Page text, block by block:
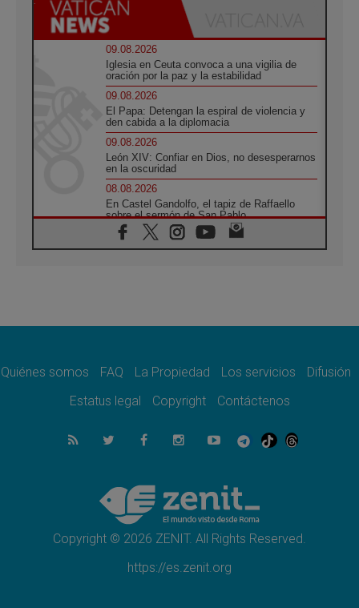
09.08.2026
Iglesia en Ceuta convoca a una vigilia de
oración por la paz y la estabilidad
09.08.2026
El Papa: Detengan la espiral de violencia y
den cabida a la diplomacia
09.08.2026
León XIV: Confiar en Dios, no desesperarnos
en la oscuridad
08.08.2026
En Castel Gandolfo, el tapiz de Raffaello
sobre el sermón de San Pablo
08.08.2026
En Colombia, «la paz no se compra con una
08.08.2026
08.08.2026
del Buen Consejo de Genazzano
Filipinas: el Vicariato Apostólico de Calapán
se convierte en diócesis
Honduras: Los desplazados invisibles de una
crisis olvidada
Quiénes somos FAQ La Propiedad Los servicios
Difusión
Estatus legal
Copyright Contáctenos
Copyright © 2026 ZENIT. All Rights Reserved.
https://es.zenit.org